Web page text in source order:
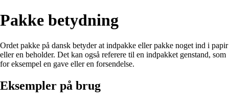
Pakke betydning
Ordet pakke på dansk betyder at indpakke eller pakke noget ind i papir
eller en beholder. Det kan også referere til en indpakket genstand, som
for eksempel en gave eller en forsendelse.
Eksempler på brug